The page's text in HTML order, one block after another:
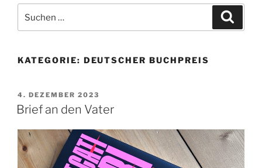
nach:
KATEGORIE: DEUTSCHER BUCHPREIS
VERÖFFENTLICHT
AM
4. DEZEMBER 2023
Brief an den Vater